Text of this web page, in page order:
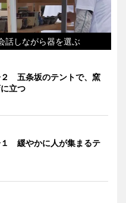
しながら器を選ぶ
五条坂のテントで、窯
立つ
緩やかに人が集まるテ